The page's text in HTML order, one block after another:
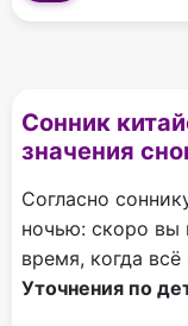
Сонник
значения
Согласно
ночью: скоро вы
время, когда
Уточнения по